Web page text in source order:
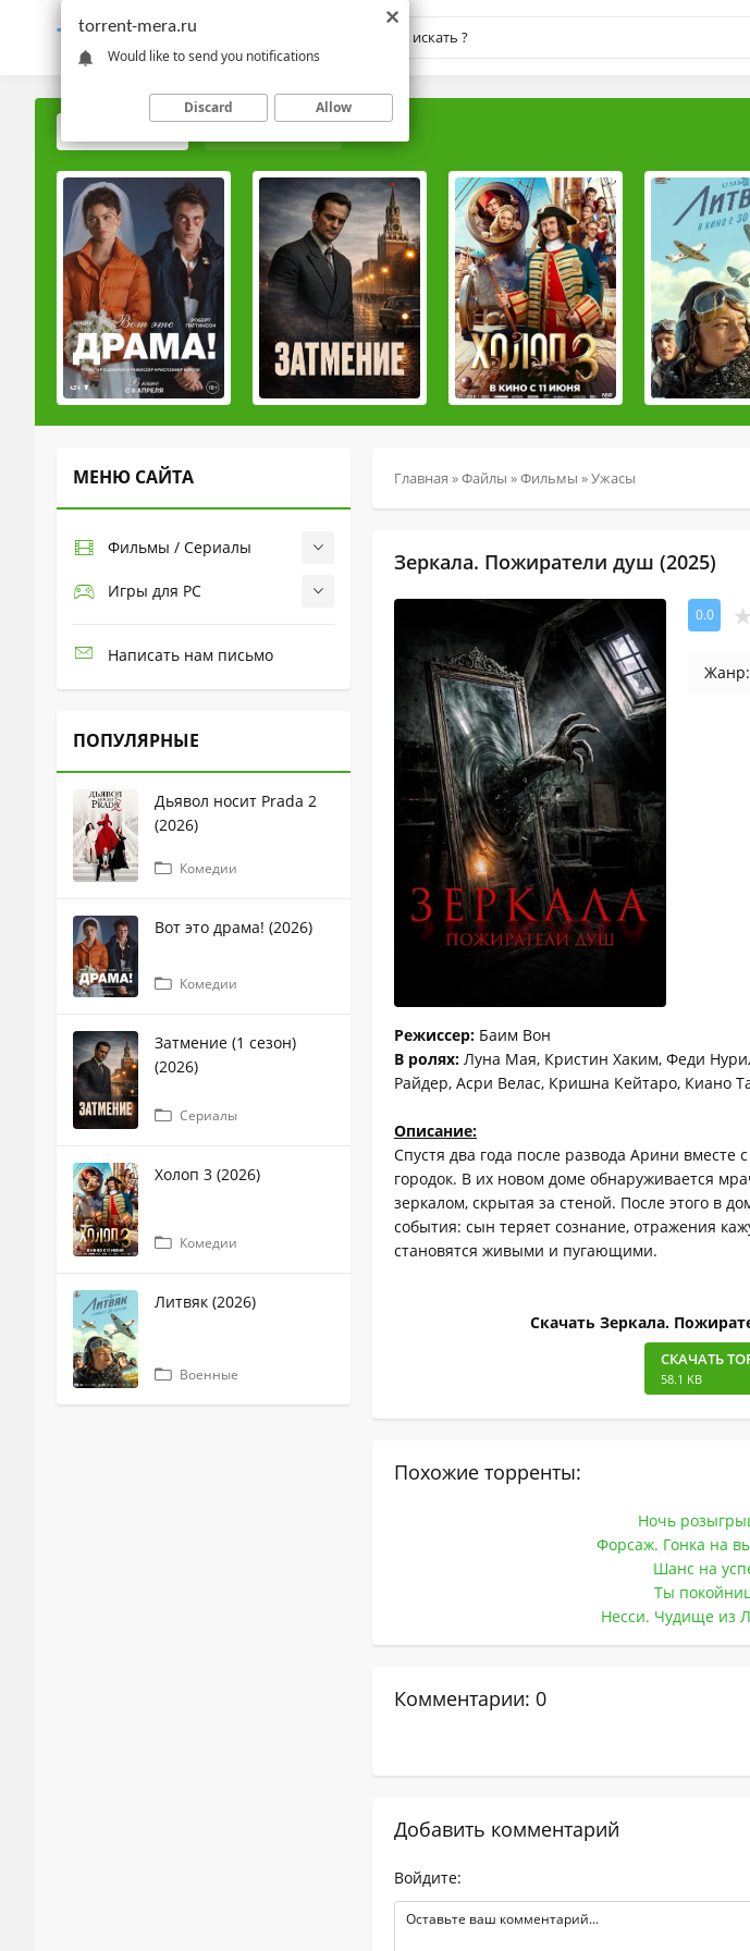
TORRENT-MERA.RU
МЕНЮ САЙТА
Фильмы / Сериалы
Игры для PC
Написать нам письмо
ПОПУЛЯРНЫЕ
Дьявол носит Prada 2
(2026)
Комедии
Вот это драма! (2026)
Комедии
Затмение (1 сезон)
(2026)
Сериалы
Холоп 3 (2026)
Комедии
Литвяк (2026)
Военные
Главная »Файлы »Фильмы »Ужасы
Зеркала. Пожиратели душ (2025)
0.0
Жанр:
Режиссер: Баим Вон
В ролях: Луна Мая, Кристин Хаким, Феди
Райдер, Асри Велас, Кришна Кейтаро, Киано
Описание:
Спустя два года после развода Арини
городок. В их новом доме обнаруживается
зеркалом, скрытая за стеной. После этого в
события: сын теряет сознание, отражения
становятся живыми и пугающими.
Скачать Зеркала.
СКАЧАТЬ
58.1 KB
Похожие торренты:
Ночь
Форсаж. Гонка на
Шанс на
Ты
Несси. Чудище из
Комментарии: 0
Добавить комментарий
Войдите:
torrent-mera.ru
Would like to send you notifications
Discard Allow